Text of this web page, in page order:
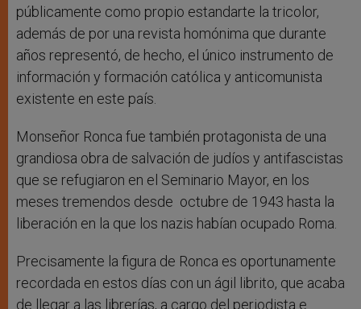
públicamente como propio estandarte la tricolor,
además de por una revista homónima que durante
años representó, de hecho, el único instrumento de
información y formación católica y anticomunista
existente en este país.
Monseñor Ronca fue también protagonista de una
grandiosa obra de salvación de judíos y antifascistas
que se refugiaron en el Seminario Mayor, en los
meses tremendos desde octubre de 1943 hasta la
liberación en la que los nazis habían ocupado Roma.
Precisamente la figura de Ronca es oportunamente
recordada en estos días con un ágil librito, que acaba
de llegar a las librerías, a cargo del periodista e